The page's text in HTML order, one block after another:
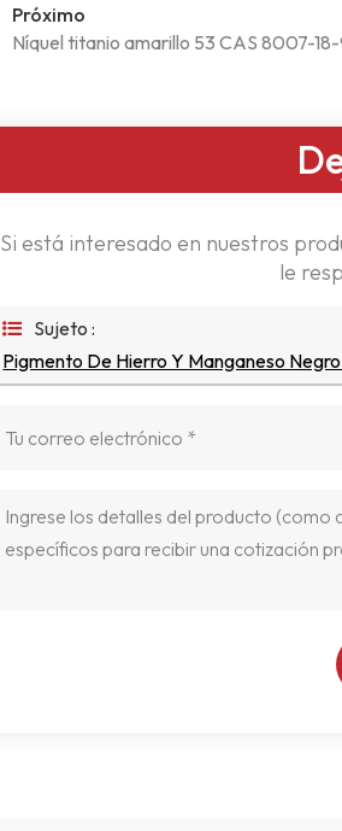
Próximo
Níquel titanio amarillo 53 CAS 8007-18-
Si está interesado en nuestros
le
Sujeto :
Pigmento De Hierro Y Manganeso